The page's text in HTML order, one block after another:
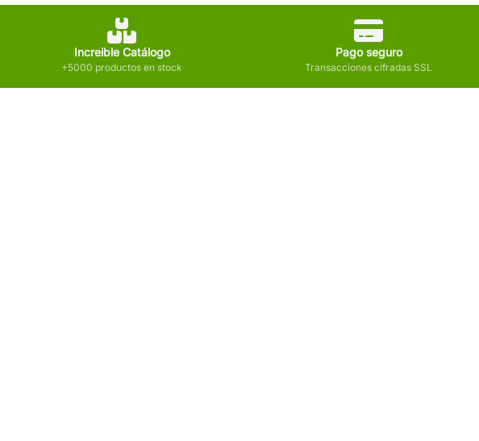
Increible Catálogo
+5000 productos en stock
Pago seguro
Transacciones cifradas SSL